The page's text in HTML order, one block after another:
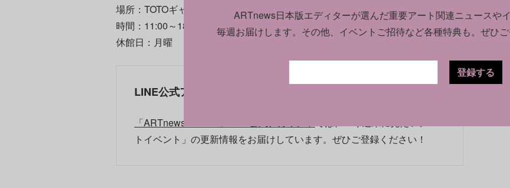
場所：TOTOギャラリー・間（東京都港区南青山1-24-3）
時間：11:00～18:00
休館日：月曜
LINE公式アカウントで展覧会情報をチェック
「ARTnews JAPAN」LINE公式アカウント
トイベント」の更新情報をお届けしています。ぜひご登録ください！
ARTnews日本版エディターが選んだ重要アート関連ニュースや
毎週お届けします。 その他、イベントご招待など各種特典も。ぜひご
登録する